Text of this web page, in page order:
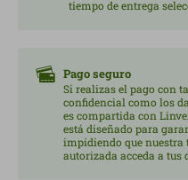
tiempo de entrega
Pago seguro
Si realizas el pago con
confidencial como los
es compartida con
está diseñado para
impidiendo que nuestra
autorizada acceda a tus